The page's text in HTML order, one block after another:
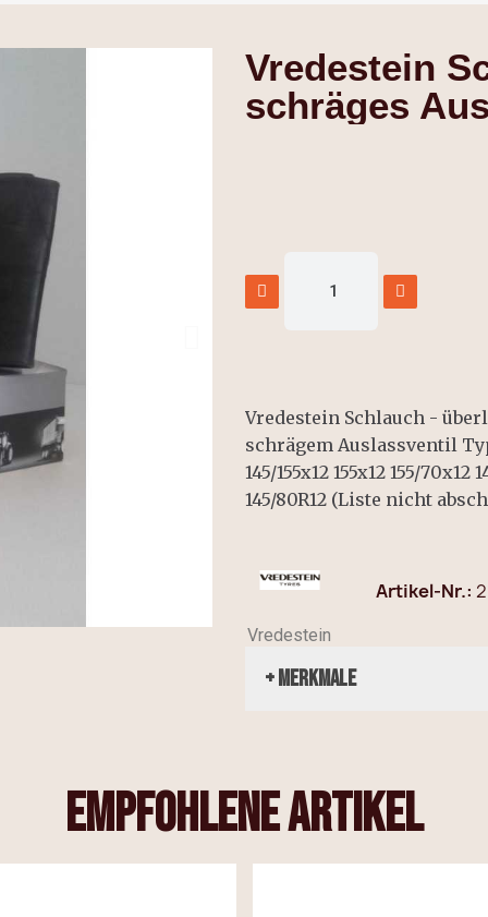
Vredestein
schräges
Vredestein Schlauch -
schrägem Auslassventil
145/155x12 155x12 155/70x12
145/80R12 (Liste nicht
Vredestein
Artikel-Nr.
+ Merkmale
empfohlene Artikel